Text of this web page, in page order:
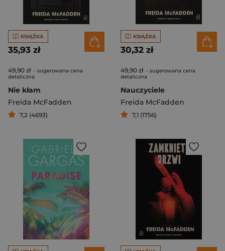
KSIĄŻKA
35,93 zł
49,90 zł - sugerowana cena
detaliczna
Nie kłam
Freida McFadden
7,2 (4693)
KSIĄŻKA
30,32 zł
49,90 zł - sugerowana cena
detaliczna
Nauczyciele
Freida McFadden
7,1 (1756)